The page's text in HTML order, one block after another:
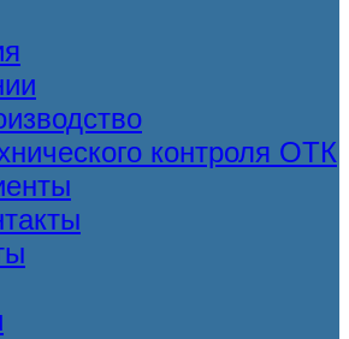
контроля ОТК